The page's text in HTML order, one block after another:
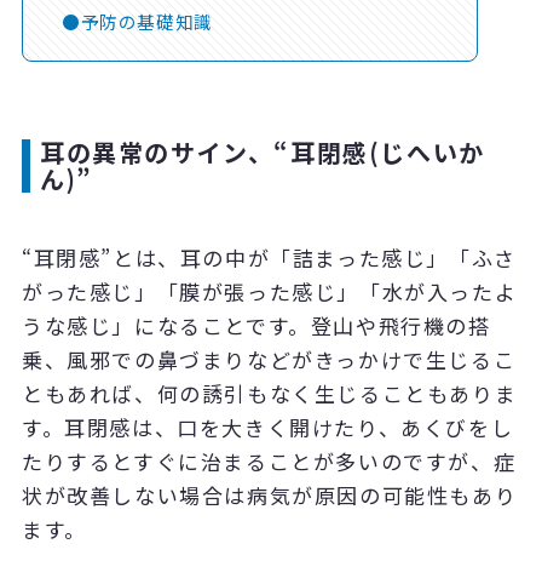
予防の基礎知識
耳の異常のサイン、“耳閉感(じへいか
ん)”
“耳閉感”とは、耳の中が「詰まった感じ」「ふさ
がった感じ」「膜が張った感じ」「水が入ったよ
うな感じ」になることです。登山や飛行機の搭
乗、風邪での鼻づまりなどがきっかけで生じるこ
ともあれば、何の誘引もなく生じることもありま
す。耳閉感は、口を大きく開けたり、あくびをし
たりするとすぐに治まることが多いのですが、症
状が改善しない場合は病気が原因の可能性もあり
ます。